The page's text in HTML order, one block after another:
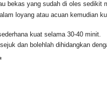
bekas yang sudah di oles sedikit
loyang atau acuan kemudian
kuat selama 30-40 minit.
dan bolehlah dihidangkan